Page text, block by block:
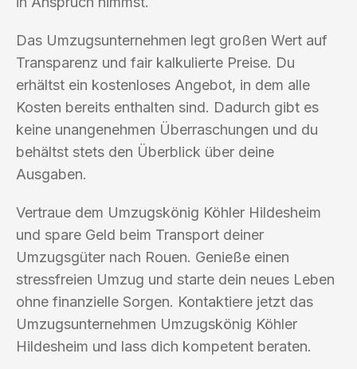
Das Umzugsunternehmen legt großen Wert auf
Transparenz und fair kalkulierte Preise. Du
erhältst ein kostenloses Angebot, in dem alle
Kosten bereits enthalten sind. Dadurch gibt es
keine unangenehmen Überraschungen und du
behältst stets den Überblick über deine
Ausgaben.
Vertraue dem Umzugskönig Köhler Hildesheim
und spare Geld beim Transport deiner
Umzugsgüter nach Rouen. Genieße einen
stressfreien Umzug und starte dein neues Leben
ohne finanzielle Sorgen. Kontaktiere jetzt das
Umzugsunternehmen Umzugskönig Köhler
Hildesheim und lass dich kompetent beraten.